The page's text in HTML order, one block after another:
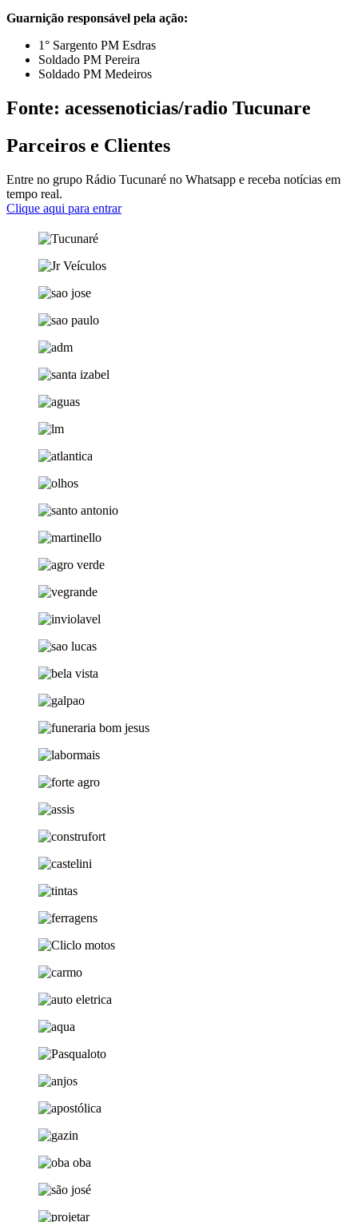
Guarnição responsável pela ação:
1° Sargento PM Esdras
Soldado PM Pereira
Soldado PM Medeiros
Fonte: acessenoticias/radio Tucunare
Parceiros e Clientes
Entre no grupo Rádio Tucunaré no Whatsapp e receba notícias em
tempo real.
Clique aqui para entrar